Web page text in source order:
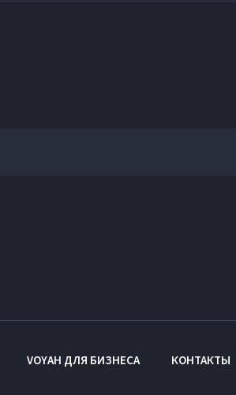
VOYAH ДЛЯ БИЗНЕСА КОНТАКТЫ